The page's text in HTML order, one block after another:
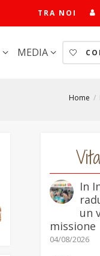
TRA NOI
MEDIA
Home
In
un
missione
04/08/2026